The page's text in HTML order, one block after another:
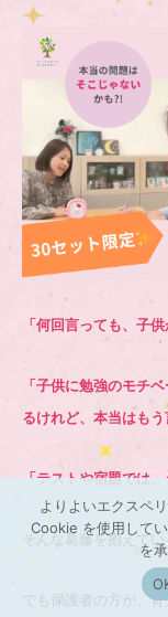
「何回言っても、子
「子供に勉強のモチ
るけれど、本当はもう
「テストや宿題では、
そんな葛藤を抱えて
でも保護者の方が、
よりよいエクスペ
Cookie を使用して
を